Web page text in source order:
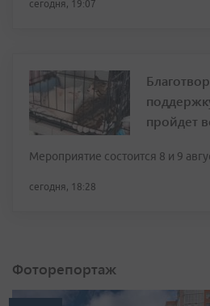
сегодня, 19:07
пройдет
Мероприятие состоится 8 и 9
сегодня, 18:28
Фоторепортаж